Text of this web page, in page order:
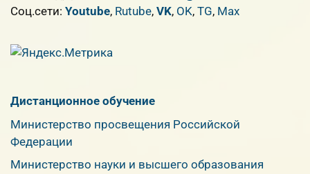
Cоц.сети: Youtube, Rutube, VK, OK, TG, Max
Дистанционное обучение
Министерство просвещения Российской
Федерации
Министерство науки и высшего образования